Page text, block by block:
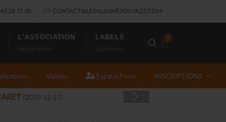
28 31 30 CONTACT@LESALLUMESDUJAZZ.COM
0
L'ASSOCIATION LABELS
Vidéos Espace Privé INSCRIPTIONS